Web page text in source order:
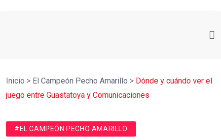
Inicio > El Campeón Pecho Amarillo > Dónde y cuándo ver el
juego entre Guastatoya y Comunicaciones
#EL CAMPEÓN PECHO AMARILLO